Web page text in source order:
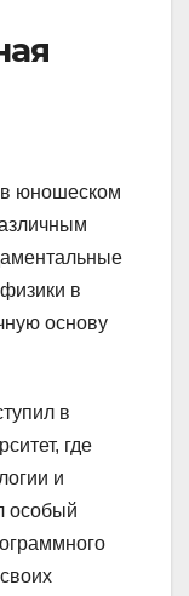
в юношеском
в
основу
в
где
и
особый